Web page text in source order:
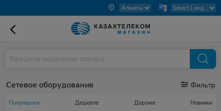
Сетевое оборудование Фильтр
Популярное Дешевле Дороже Новинки